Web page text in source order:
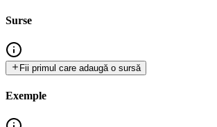
Surse
Fii primul care adaugă o sursă
Exemple